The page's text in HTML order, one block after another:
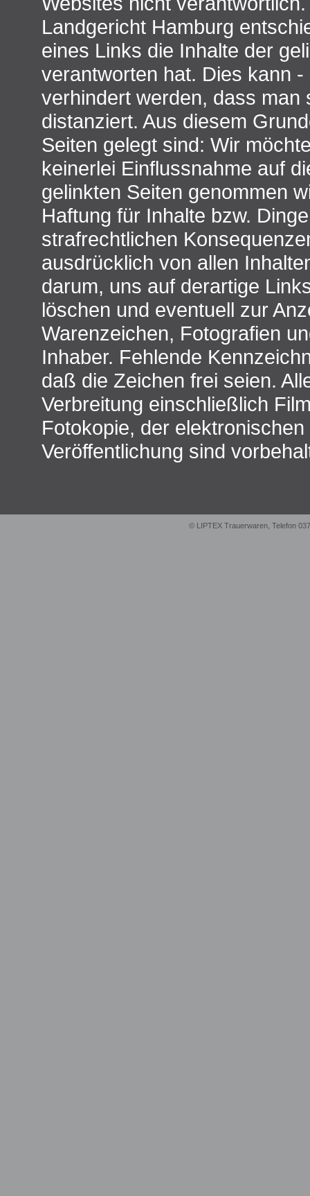
Landgericht Hamburg
eines Links die Inhalte der
verantworten hat. Dies kann
verhindert werden, dass
distanziert. Aus diesem
Seiten gelegt sind: Wir
keinerlei Einflussnahme auf
gelinkten Seiten genommen
Haftung für Inhalte bzw.
strafrechtlichen
ausdrücklich von allen
darum, uns auf derartige
löschen und eventuell zur
Warenzeichen, Fotografien
Inhaber. Fehlende
daß die Zeichen frei seien.
Verbreitung einschließlich
Fotokopie, der
Veröffentlichung sind
© LIPTEX Trauerwaren, Telefon